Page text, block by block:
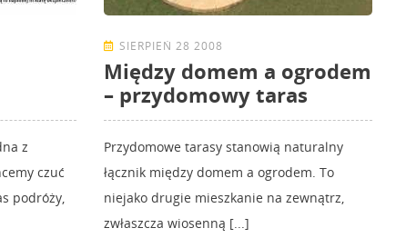
z
czuć
podróży,
SIERPIEŃ 28 2008
Między domem a ogrodem
– przydomowy taras
Przydomowe tarasy stanowią naturalny
łącznik między domem a ogrodem. To
niejako drugie mieszkanie na zewnątrz,
zwłaszcza wiosenną [...]